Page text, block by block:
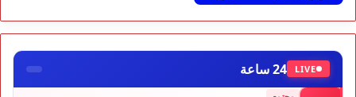
LIVE 24 ساعة